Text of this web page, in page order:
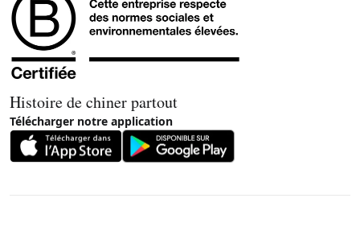
Histoire de chiner partout
Télécharger notre application